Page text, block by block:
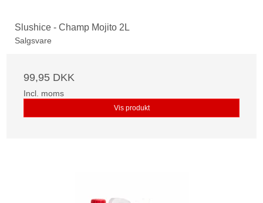
Slushice - Champ Mojito 2L
Salgsvare
99,95 DKK
Incl. moms
Vis produkt